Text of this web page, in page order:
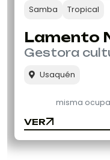
Samba
Tropical
Lamento
Gestora
Usaquén
misma
VER
VER